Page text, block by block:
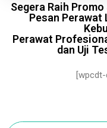
Segera Raih
Pesan Perawat
Perawat
dan Uji
[wpcdt-